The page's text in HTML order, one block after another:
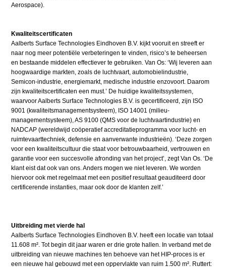
Aerospace).
Kwaliteitscertificaten
Aalberts Surface Technologies Eindhoven B.V. kijkt vooruit en streeft er
naar nog meer potentiële verbeteringen te vinden, risico’s te beheersen
en bestaande middelen effectiever te gebruiken. Van Os: ‘Wij leveren aan
hoogwaardige markten, zoals de luchtvaart, automobielindustrie,
Semicon-industrie, energiemarkt, medische industrie enzovoort. Daarom
zijn kwaliteitscertificaten een must.’ De huidige kwaliteitssystemen,
waarvoor Aalberts Surface Technologies B.V. is gecertificeerd, zijn ISO
9001 (kwaliteits­managementsysteem), ISO 14001 (milieu­
managementsysteem), AS 9100 (QMS voor de luchtvaart­industrie) en
NADCAP (wereldwijd coöperatief accreditatieprogramma voor lucht- en
ruimtevaarttechniek, defensie en aanverwante industrieën). ‘Deze zorgen
voor een kwaliteitscultuur die staat voor betrouwbaarheid, vertrouwen en
garantie voor een succesvolle afronding van het project’, zegt Van Os. ‘De
klant eist dat ook van ons. Anders mogen we niet leveren. We worden
hiervoor ook met regelmaat met een positief resultaat geauditeerd door
certificerende instanties, maar ook door de klanten zelf.’
Uitbreiding met vierde hal
Aalberts Surface Technologies Eindhoven B.V. heeft een locatie van totaal
11.608 m². Tot begin dit jaar waren er drie grote hallen. In verband met de
uitbreiding van nieuwe machines ten behoeve van het HIP-proces is er
een nieuwe hal gebouwd met een oppervlakte van ruim 1.500 m². Ruttert: